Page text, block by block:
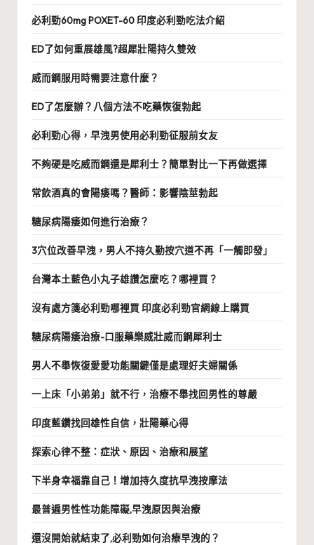
必利勁60mg POXET-60 印度必利勁吃法介紹
ED了如何重展雄風?超犀壯陽持久雙效
威而鋼服用時需要注意什麼？
ED了怎麼辦？八個方法不吃藥恢復勃起
必利勁心得，早洩男使用必利勁征服前女友
不夠硬是吃威而鋼還是犀利士？簡單對比一下再做選擇
常飲酒真的會陽痿嗎？醫師：影響陰莖勃起
糖尿病陽痿如何進行治療？
3穴位改善早洩，男人不持久勤按穴道不再「一觸即發」
台灣本土藍色小丸子雄讚怎麼吃？哪裡買？
沒有處方箋必利勁哪裡買 印度必利勁官網線上購買
糖尿病陽痿治療-口服藥樂威壯威而鋼犀利士
男人不舉恢復愛愛功能關鍵僅是處理好夫婦關係
一上床「小弟弟」就不行，治療不舉找回男性的尊嚴
印度藍鑽找回雄性自信，壯陽藥心得
探索心律不整：症狀、原因、治療和展望
下半身幸福靠自己！增加持久度抗早洩按摩法
最普遍男性性功能障礙,早洩原因與治療
還沒開始就結束了,必利勁如何治療早洩的？